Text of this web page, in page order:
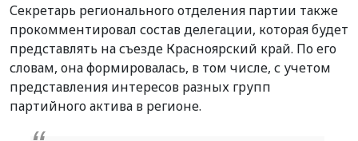
Секретарь регионального отделения партии также
прокомментировал состав делегации, которая будет
представлять на съезде Красноярский край. По его
словам, она формировалась, в том числе, с учетом
представления интересов разных групп
партийного актива в регионе.